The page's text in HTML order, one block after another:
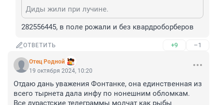
Диды жили при лучине.
282556445, в поле рожали и без квардроборберов
ОТВЕТИТЬ +9 –1
Отец Родной
19 октября 2024, 10:20
Отдаю дань уважения Фонтанке, она единственная из
всего тырнета дала инфу по нонешним обломкам.
Все дурастские телеграммы молчат как рыбы